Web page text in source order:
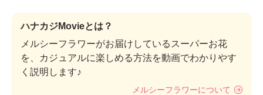
ハナカジMovieとは？
メルシーフラワーがお届けしているスーパーお花
を、カジュアルに楽しめる方法を動画でわかりやす
く説明します♪
メルシーフラワーについて